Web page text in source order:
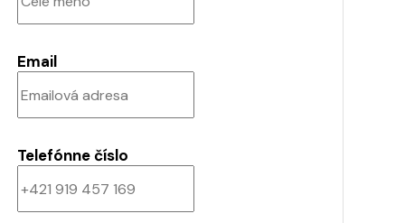
Email
Telefónne číslo